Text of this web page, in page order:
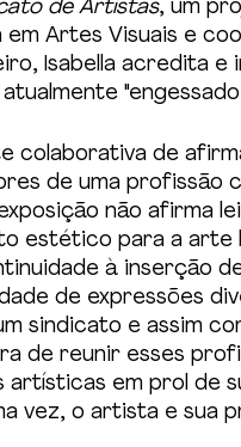
de Artistas, um
em Artes Visuais e
Isabella acredita e
colaborativa de
de uma profissão
não afirma
estético para a arte
à inserção
de expressões
sindicato e assim
de reunir esses
artísticas em prol de
vez, o artista e sua